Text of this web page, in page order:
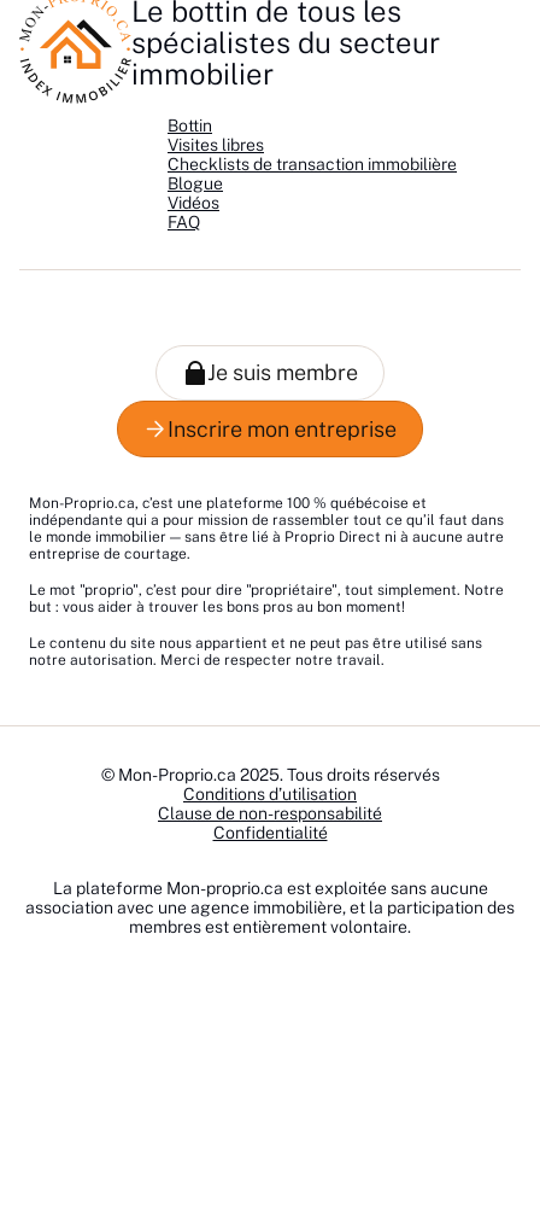
Le bottin de tous les
spécialistes du secteur
immobilier
Bottin
Visites libres
Checklists de transaction immobilière
Blogue
Vidéos
FAQ
Mon-Proprio.ca, c’est une plateforme 100 % québécoise et
indépendante qui a pour mission de rassembler tout ce qu’il faut dans
le monde immobilier — sans être lié à Proprio Direct ni à aucune autre
entreprise de courtage.
Le mot "proprio", c’est pour dire "propriétaire", tout simplement. Notre
but : vous aider à trouver les bons pros au bon moment!
Le contenu du site nous appartient et ne peut pas être utilisé sans
notre autorisation. Merci de respecter notre travail.
© Mon-Proprio.ca 2025. Tous droits réservés
Conditions d’utilisation
Clause de non-responsabilité
Confidentialité
La plateforme Mon-proprio.ca est exploitée sans aucune
association avec une agence immobilière, et la participation des
membres est entièrement volontaire.